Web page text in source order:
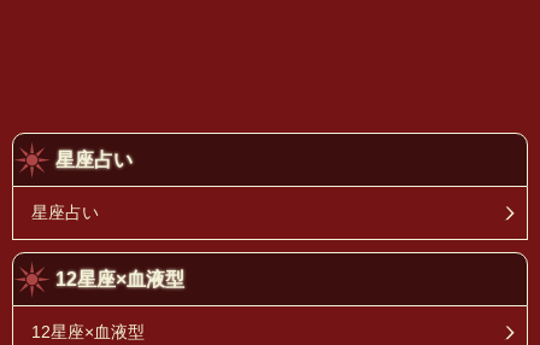
星座占い
星座占い
12星座×血液型
12星座×血液型